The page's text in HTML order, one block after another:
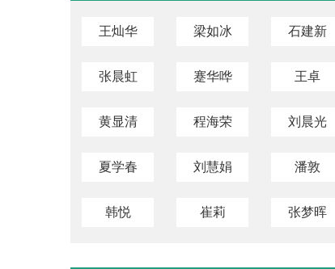
王灿华 梁如冰 石建新
张晨虹 蹇华哗 王卓
黄显清 程海荣 刘晨光
夏学春 刘慧娟 潘敦
韩悦 崔莉 张梦晖